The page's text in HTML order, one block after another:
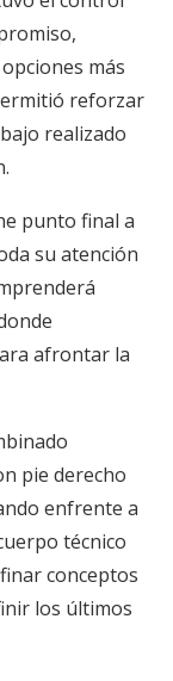
más
reforzar
realizado
punto final a
su atención
afrontar la
pie derecho
enfrente a
técnico
conceptos
los últimos